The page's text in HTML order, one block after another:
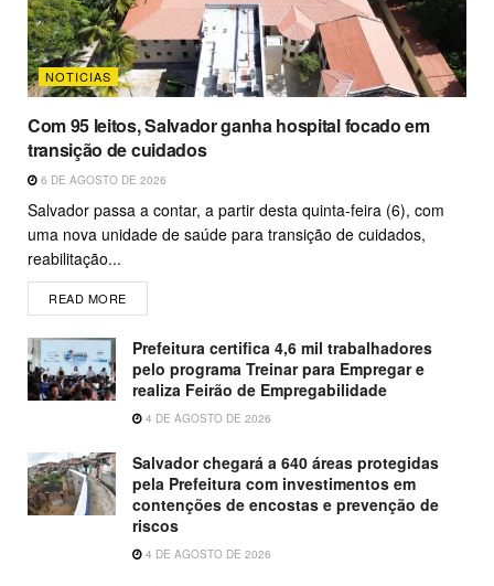
NOTICIAS
Com 95 leitos, Salvador ganha hospital focado em
transição de cuidados
6 DE AGOSTO DE 2026
Salvador passa a contar, a partir desta quinta-feira (6), com
uma nova unidade de saúde para transição de cuidados,
reabilitação...
READ MORE
Prefeitura certifica 4,6 mil trabalhadores
pelo programa Treinar para Empregar e
realiza Feirão de Empregabilidade
4 DE AGOSTO DE 2026
Salvador chegará a 640 áreas protegidas
pela Prefeitura com investimentos em
contenções de encostas e prevenção de
riscos
4 DE AGOSTO DE 2026